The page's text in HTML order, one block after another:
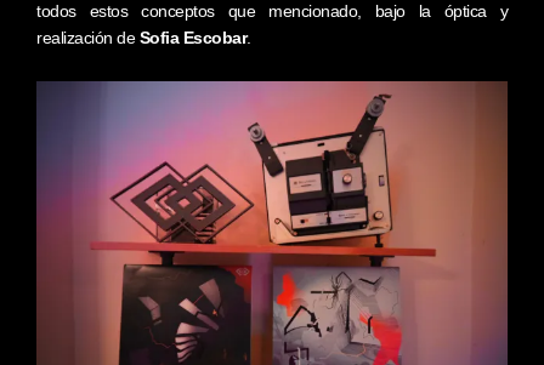
todos estos conceptos que mencionado, bajo la óptica y
realización deSofia Escobar.